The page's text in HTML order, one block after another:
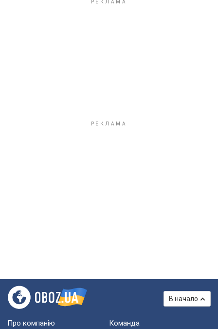
В начало
Про компанію Команда